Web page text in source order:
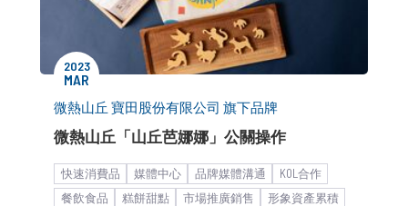
2023
MAR
微熱山丘 寶田股份有限公司 旗下品牌
微熱山丘「山丘芭娜娜」公關操作
快速消費品 媒體中心 品牌媒體溝通
KOL合作
餐飲食品
糕餅甜點 市場推廣銷售
形象資產累積